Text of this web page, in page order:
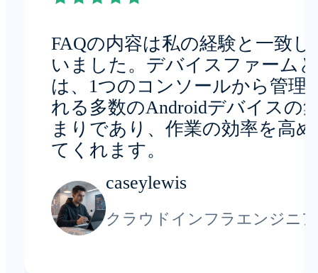
FAQの内容は私の経験と一致し
いました。デバイスファームと
は、1つのコンソールから管理
れる多数のAndroidデバイスの
まりであり、作業の効率を高め
てくれます。
caseylewis
クラウドインフラエンジニア